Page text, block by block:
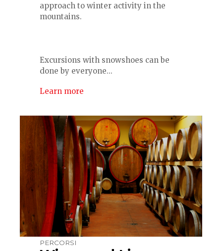
approach to winter activity in the
mountains.
Excursions with snowshoes can be
done by everyone...
Learn more
PERCORSI